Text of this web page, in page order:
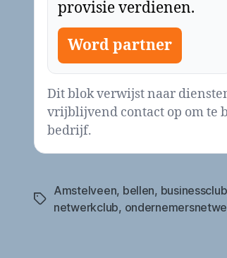
provisie verdienen.
Word partner
Dit blok verwijst naar
vrijblijvend contact op om te
bedrijf.
Tags
Amstelveen, bellen, businessclub
netwerkclub,